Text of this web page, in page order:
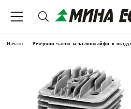
Начало Резервни части за ъглошлайфи и